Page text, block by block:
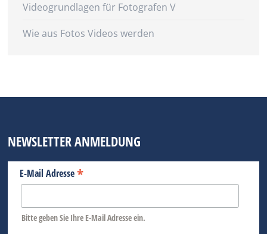
Videogrundlagen für Fotografen V
Wie aus Fotos Videos werden
NEWSLETTER ANMELDUNG
E-Mail Adresse*
Bitte geben Sie Ihre E-Mail Adresse ein.